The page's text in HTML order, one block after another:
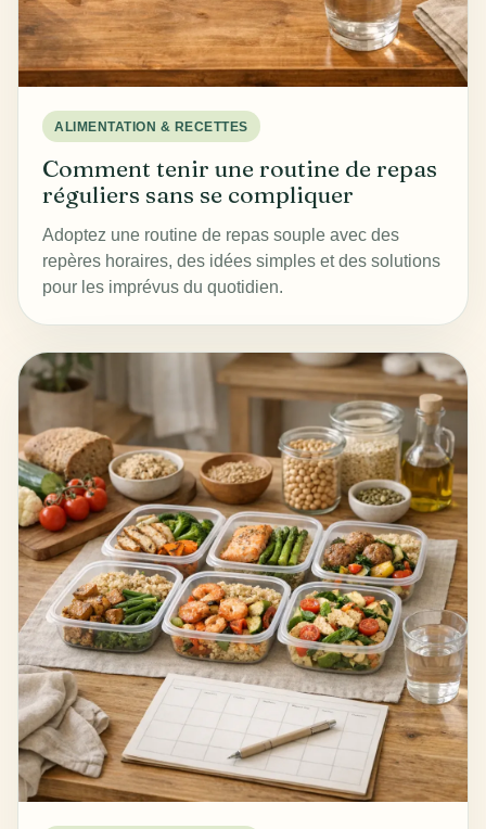
ALIMENTATION & RECETTES
Comment tenir une routine de repas
réguliers sans se compliquer
Adoptez une routine de repas souple avec des
repères horaires, des idées simples et des solutions
pour les imprévus du quotidien.